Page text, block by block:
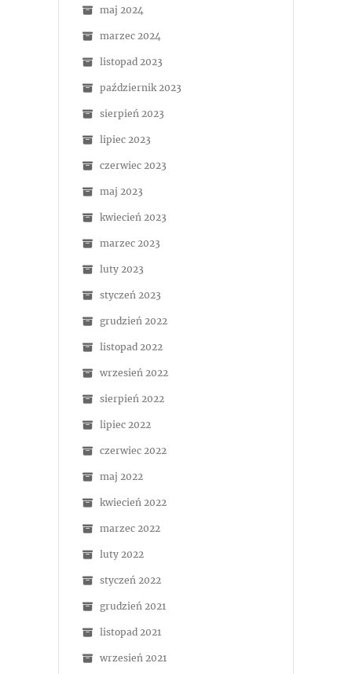
maj 2024
marzec 2024
listopad 2023
październik 2023
sierpień 2023
lipiec 2023
czerwiec 2023
maj 2023
kwiecień 2023
marzec 2023
luty 2023
styczeń 2023
grudzień 2022
listopad 2022
wrzesień 2022
sierpień 2022
lipiec 2022
czerwiec 2022
maj 2022
kwiecień 2022
marzec 2022
luty 2022
styczeń 2022
grudzień 2021
listopad 2021
wrzesień 2021